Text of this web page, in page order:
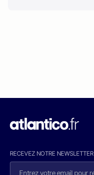
RECEVEZ NOTRE NEWSLETTER